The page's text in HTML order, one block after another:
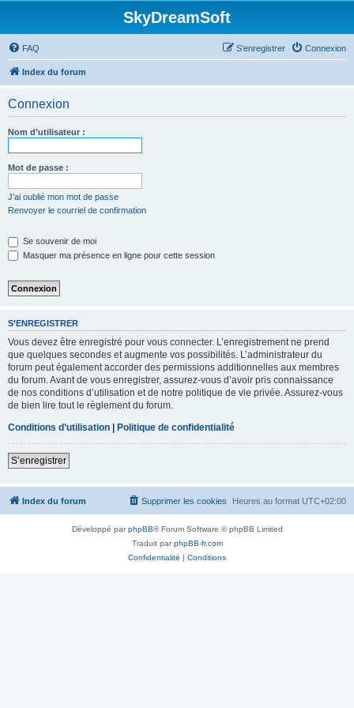
SkyDreamSoft
FAQ Connexion
S’enregistrer
Index du forum
Connexion
Nom d’utilisateur :
Mot de passe :
J’ai oublié mon mot de passe
Renvoyer le courriel de confirmation
Se souvenir de moi
Masquer ma présence en ligne pour cette session
S’ENREGISTRER
Vous devez être enregistré pour vous connecter. L’enregistrement ne prend
que quelques secondes et augmente vos possibilités. L’administrateur du
forum peut également accorder des permissions additionnelles aux membres
du forum. Avant de vous enregistrer, assurez-vous d’avoir pris connaissance
de nos conditions d’utilisation et de notre politique de vie privée. Assurez-vous
de bien lire tout le règlement du forum.
Conditions d’utilisation | Politique de confidentialité
S’enregistrer
Index du forum Heures au format UTC+02:00
Supprimer les cookies
Développé parphpBB® Forum Software © phpBB Limited
Traduit parphpBB-fr.com
Confidentialité | Conditions